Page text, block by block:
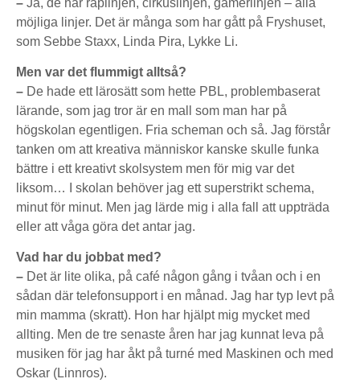
– Ja, de har raplinjen, cirkuslinjen, gamerlinjen – alla
möjliga linjer. Det är många som har gått på Fryshuset,
som Sebbe Staxx, Linda Pira, Lykke Li.
Men var det flummigt alltså?
– De hade ett lärosätt som hette PBL, problembaserat
lärande, som jag tror är en mall som man har på
högskolan egentligen. Fria scheman och så. Jag förstår
tanken om att kreativa människor kanske skulle funka
bättre i ett kreativt skolsystem men för mig var det
liksom… I skolan behöver jag ett superstrikt schema,
minut för minut. Men jag lärde mig i alla fall att uppträda
eller att våga göra det antar jag.
Vad har du jobbat med?
– Det är lite olika, på café någon gång i tvåan och i en
sådan där telefonsupport i en månad. Jag har typ levt på
min mamma (skratt). Hon har hjälpt mig mycket med
allting. Men de tre senaste åren har jag kunnat leva på
musiken för jag har åkt på turné med Maskinen och med
Oskar (Linnros).